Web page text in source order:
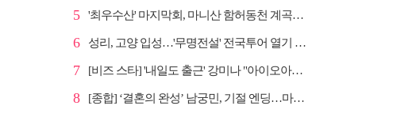
5 '최우수산' 마지막회, 마니산 함허동천 계곡→참성단 등반
6 성리, 고양 입성…'무명전설' 전국투어 열기 지속
7 [비즈 스타] '내일도 출근' 강미나 "아이오아이 불화설...
8 [종합] ‘결혼의 완성’ 남궁민, 기절 엔딩…마지막회 예...